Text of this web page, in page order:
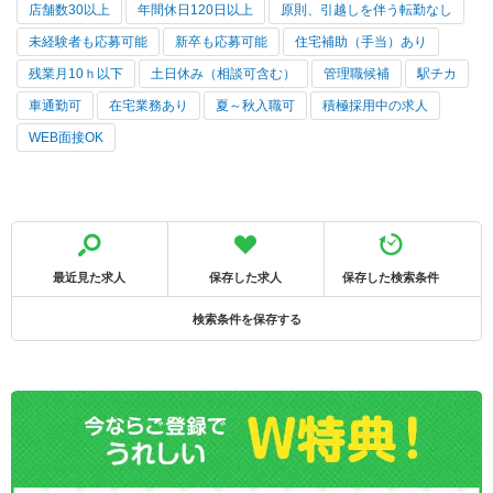
店舗数30以上 年間休日120日以上 原則、引越しを伴う転勤なし
未経験者も応募可能 新卒も応募可能 住宅補助（手当）あり
残業月10ｈ以下 土日休み（相談可含む） 管理職候補 駅チカ
車通勤可 在宅業務あり 夏～秋入職可 積極採用中の求人
WEB面接OK
最近見た求人 保存した求人 保存した検索条件
検索条件を保存する